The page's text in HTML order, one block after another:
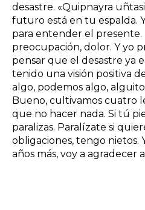
desastre. «Quipnayra
futuro está en tu espalda.
para entender el
preocupación, dolor. Y yo
pensar que el desastre ya
tenido una visión positiva
algo, podemos algo,
Bueno, cultivamos cuatro
que no hacer nada. Si tú
paralizas. Paralízate si
obligaciones, tengo nietos.
años más, voy a agradecer